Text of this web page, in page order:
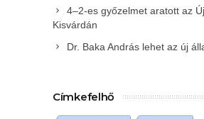
4–2-es győzelmet aratott az
Kisvárdán
Dr. Baka András lehet az új
Címkefelhő